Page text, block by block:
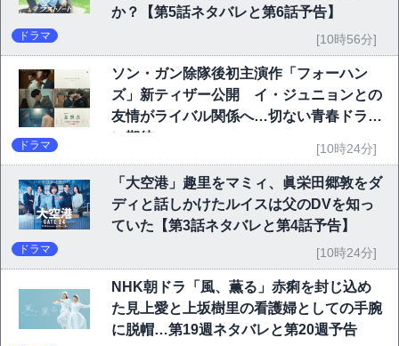
か？【第5話ネタバレと第6話予告】
ドラマ [10時56分]
ソン・ガン除隊後初主演作「フォーハン
ズ」新ティザー公開 イ・ジュニョンとの
友情がライバル関係へ…切ない青春ドラマ
に期待
ドラマ [10時24分]
「大空港」趣里をマミィ、眞栄田郷敦をダ
ディと話しかけたルイスは父のDVを知っ
ていた【第3話ネタバレと第4話予告】
ドラマ [10時24分]
NHK朝ドラ「風、薫る」赤痢を封じ込め
た見上愛と上坂樹里の看護婦としての手腕
に脱帽…第19週ネタバレと第20週予告